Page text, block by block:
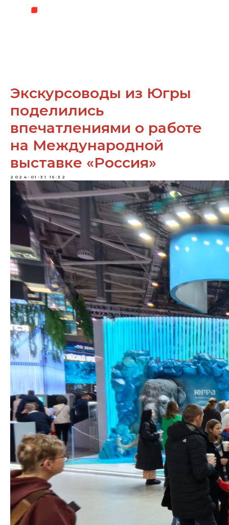
Экскурсоводы из Югры
поделились
впечатлениями о работе
на Международной
выставке «Россия»
2024-01-31 15:32